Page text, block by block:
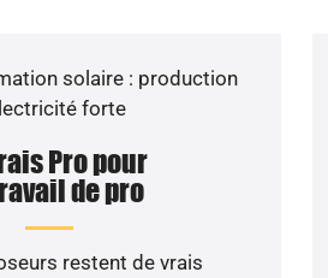
Pro pour
de pro
restent de vrais